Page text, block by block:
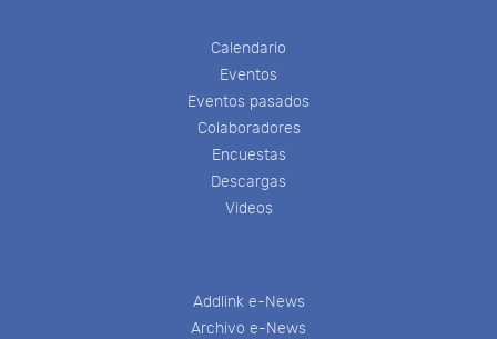
Calendario
Eventos
Eventos pasados
Colaboradores
Encuestas
Descargas
Videos
Addlink e-News
Archivo e-News